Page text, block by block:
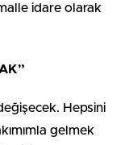
idare olarak
Hepsini
gelmek